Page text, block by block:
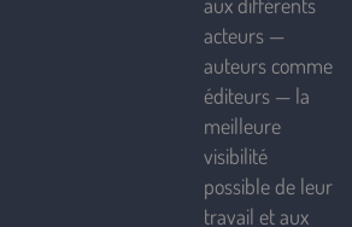
acteurs —
auteurs comme
éditeurs — la
meilleure
visibilité
possible de leur
travail et aux